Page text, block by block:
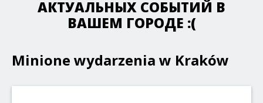
АКТУАЛЬНЫХ СОБЫТИЙ В
ВАШЕМ ГОРОДЕ :(
Minione wydarzenia w Kraków